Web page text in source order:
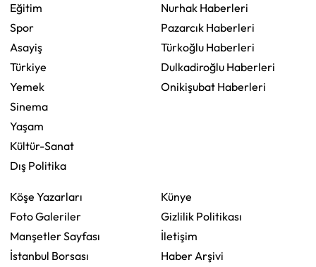
Eğitim
Spor
Asayiş
Türkiye
Yemek
Sinema
Yaşam
Kültür-Sanat
Dış Politika
Nurhak Haberleri
Pazarcık Haberleri
Türkoğlu Haberleri
Dulkadiroğlu Haberleri
Onikişubat Haberleri
Köşe Yazarları
Foto Galeriler
Manşetler Sayfası
İstanbul Borsası
Künye
Gizlilik Politikası
İletişim
Haber Arşivi